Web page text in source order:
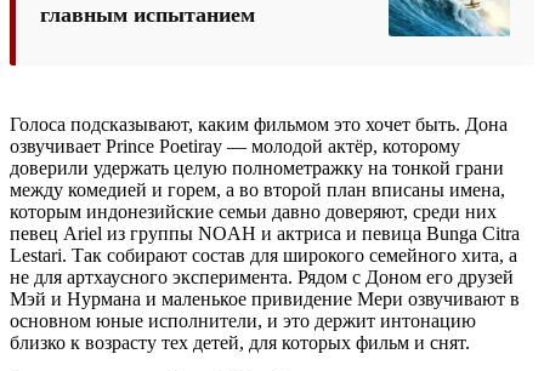
главным испытанием
Голоса подсказывают, каким фильмом это хочет быть. Дона
озвучивает Prince Poetiray — молодой актёр, которому
доверили удержать целую полнометражку на тонкой грани
между комедией и горем, а во второй план вписаны имена,
которым индонезийские семьи давно доверяют, среди них
певец Ariel из группы NOAH и актриса и певица Bunga Citra
Lestari. Так собирают состав для широкого семейного хита, а
не для артхаусного эксперимента. Рядом с Доном его друзей
Мэй и Нурмана и маленькое привидение Мери озвучивают в
основном юные исполнители, и это держит интонацию
близко к возрасту тех детей, для которых фильм и снят.